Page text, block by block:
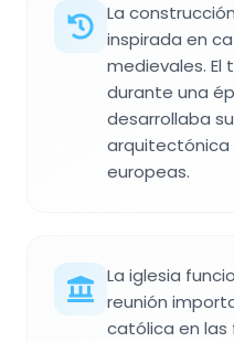
La
inspirada en
medievales. El
durante una
desarrollaba
arquitectónica
europeas.
La iglesia
reunión
católica en las